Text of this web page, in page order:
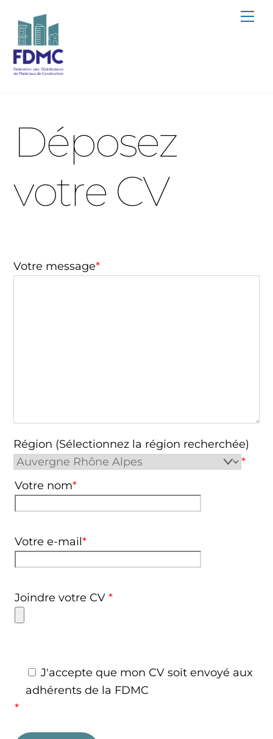
content
Déposez
votre CV
Votre message*
Région (Sélectionnez la région recherchée)
*
Votre nom*
Votre e-mail*
Joindre votre CV*
J'accepte que mon CV soit envoyé aux
adhérents de la FDMC
*